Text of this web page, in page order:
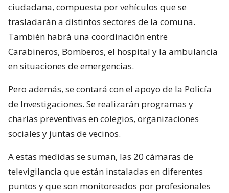
ciudadana, compuesta por vehículos que se
trasladarán a distintos sectores de la comuna.
También habrá una coordinación entre
Carabineros, Bomberos, el hospital y la ambulancia
en situaciones de emergencias.
Pero además, se contará con el apoyo de la Policía
de Investigaciones. Se realizarán programas y
charlas preventivas en colegios, organizaciones
sociales y juntas de vecinos.
A estas medidas se suman, las 20 cámaras de
televigilancia que están instaladas en diferentes
puntos y que son monitoreados por profesionales